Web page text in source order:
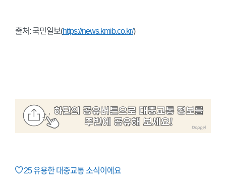
출처: 국민일보(https://news.kmib.co.kr/)
25유용한 대중교통 소식이에요